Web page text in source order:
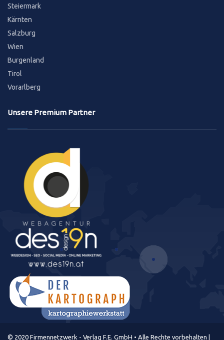
Steiermark
Kärnten
Salzburg
Wien
Burgenland
Tirol
Vorarlberg
Unsere Premium Partner
© 2020 Firmennetzwerk - Verlag F.E. GmbH • Alle Rechte vorbehalten |